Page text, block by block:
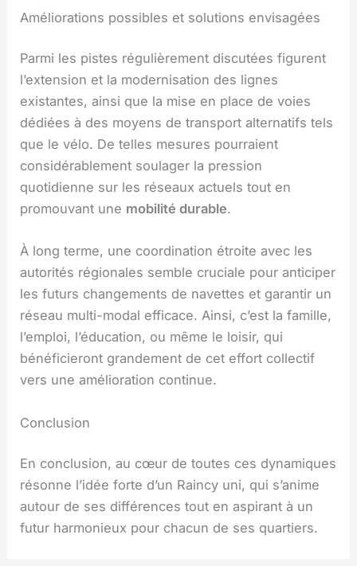
Améliorations possibles et solutions envisagées
Parmi les pistes régulièrement discutées figurent
l’extension et la modernisation des lignes
existantes, ainsi que la mise en place de voies
dédiées à des moyens de transport alternatifs tels
que le vélo. De telles mesures pourraient
considérablement soulager la pression
quotidienne sur les réseaux actuels tout en
promouvant une mobilité durable.
À long terme, une coordination étroite avec les
autorités régionales semble cruciale pour anticiper
les futurs changements de navettes et garantir un
réseau multi-modal efficace. Ainsi, c’est la famille,
l’emploi, l’éducation, ou même le loisir, qui
bénéficieront grandement de cet effort collectif
vers une amélioration continue.
Conclusion
En conclusion, au cœur de toutes ces dynamiques
résonne l’idée forte d’un Raincy uni, qui s’anime
autour de ses différences tout en aspirant à un
futur harmonieux pour chacun de ses quartiers.